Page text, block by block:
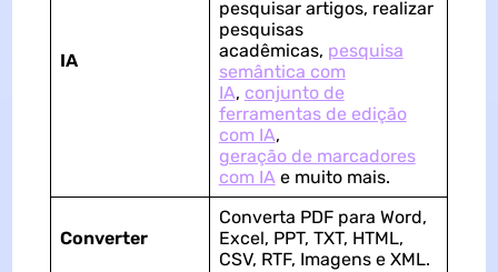
IA
pesquisar artigos, realizar
pesquisas
acadêmicas, pesquisa
semântica com
IA, conjunto de
ferramentas de edição
com IA,
geração de marcadores
com IAe muito mais.
Converter
Converta PDF para Word,
Excel, PPT, TXT, HTML,
CSV, RTF, Imagens e XML.